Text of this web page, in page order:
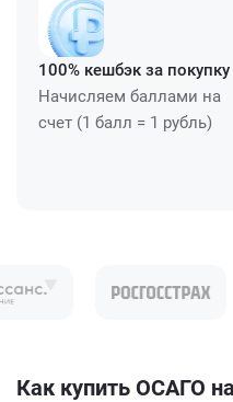
100% кешбэк за покупку
Начисляем баллами на
счет (1 балл = 1 рубль)
Как купить ОСАГО